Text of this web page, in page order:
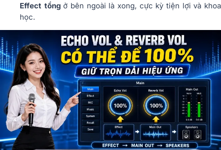
Effect tổngở bên ngoài là xong, cực kỳ tiện lợi và khoa
học.